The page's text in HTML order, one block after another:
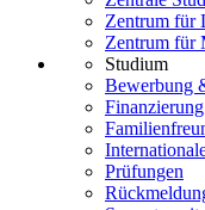
Zentrum für
Zentrum für
Studium
Bewerbung
Finanzierung
Prüfungen